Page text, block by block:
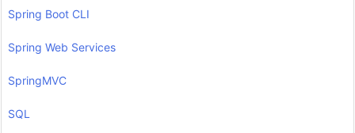
Spring Boot CLI
Spring Web Services
SpringMVC
SQL